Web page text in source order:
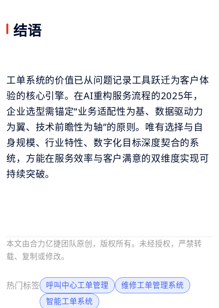
结语
工单系统的价值已从问题记录工具跃迁为客户体
验的核心引擎。在AI重构服务流程的2025年，
企业选型需锚定“业务适配性为基、数据驱动力
为翼、技术前瞻性为轴”的原则。唯有选择与自
身规模、行业特性、数字化目标深度契合的系
统，方能在服务效率与客户满意的双维度实现可
持续突破。
本文由合力亿捷团队原创，版权所有。未经授权，严禁转
载、复制或修改。
热门标签 呼叫中心工单管理
维修工单管理系统
智能工单系统